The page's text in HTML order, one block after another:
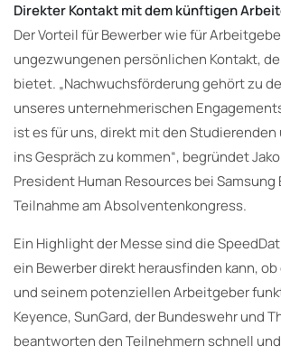
Direkter Kontakt mit dem künftigen
Der Vorteil für Bewerber wie für
ungezwungenen persönlichen Kontakt,
bietet. „Nachwuchsförderung gehört zu
unseres unternehmerischen
ist es für uns, direkt mit den
ins Gespräch zu kommen“, begründet
President Human Resources bei
Teilnahme am Absolventenkongress.
Ein Highlight der Messe sind die
ein Bewerber direkt herausfinden kann,
und seinem potenziellen Arbeitgeber
Keyence, SunGard, der Bundeswehr und
beantworten den Teilnehmern schnell